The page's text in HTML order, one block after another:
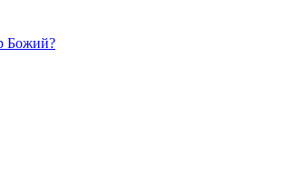
Божий?